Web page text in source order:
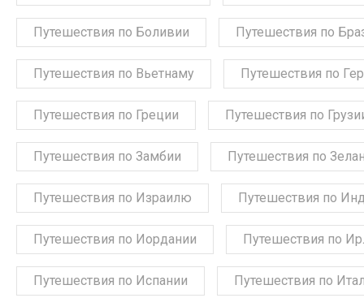
Путешествия по Боливии Путешествия по
Путешествия по Вьетнаму Путешествия по
Путешествия по Греции Путешествия по
Путешествия по Замбии Путешествия по
Путешествия по Израилю Путешествия по
Путешествия по Иордании Путешествия по
Путешествия по Испании Путешествия по